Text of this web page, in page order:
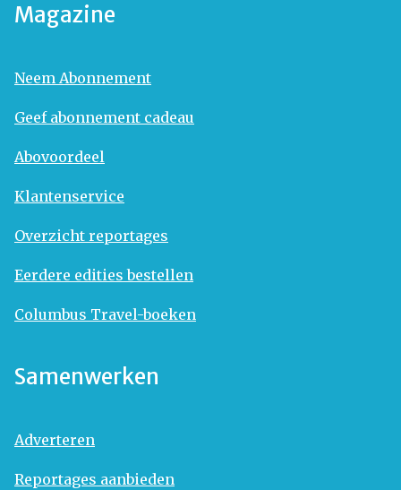
Magazine
Neem Abonnement
Geef abonnement cadeau
Abovoordeel
Klantenservice
Overzicht reportages
Eerdere edities bestellen
Columbus Travel-boeken
Samenwerken
Adverteren
Reportages aanbieden